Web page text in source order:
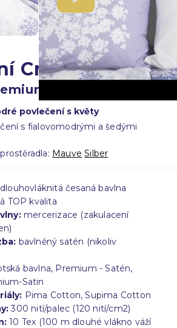
Cristiana/
Satén
povlečení s květy
s fialovomodrými a šedými
Mauve Silber
česaná bavlna
TOP kvalita
mercerizace (zakulacení
bavlněný satén (nikoliv
bavlna, Premium - Satén,
Satin
Pima Cotton, Supima Cotton
300 nití/palec (120 nití/cm2)
10 Tex (100 m dlouhé vlákno váží